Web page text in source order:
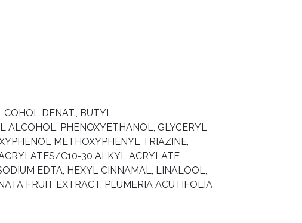
DENAT., BUTYL
ALCOHOL, PHENOXYETHANOL, GLYCERYL
METHOXYPHENYL TRIAZINE,
C10-30 ALKYL ACRYLATE
EDTA, HEXYL CINNAMAL, LINALOOL,
FRUIT EXTRACT, PLUMERIA ACUTIFOLIA